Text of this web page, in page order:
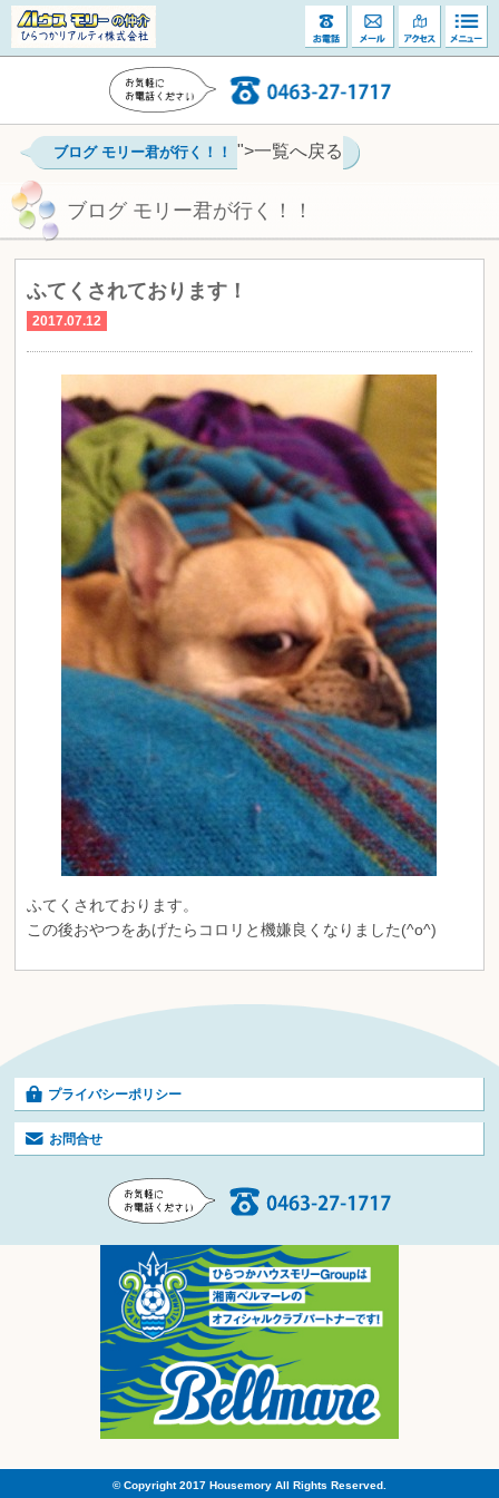
ブログ モリー君が行く！！ ">一覧へ戻る
ブログ モリー君が行く！！
ふてくされております！
2017.07.12
ふてくされております。
この後おやつをあげたらコロリと機嫌良くなりました(^o^)
プライバシーポリシー
お問合せ
© Copyright 2017 Housemory All Rights Reserved.